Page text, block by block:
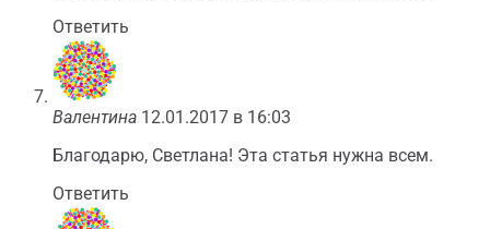
Ответить
Валентина 12.01.2017 в 16:03
Благодарю, Светлана! Эта статья нужна всем.
Ответить